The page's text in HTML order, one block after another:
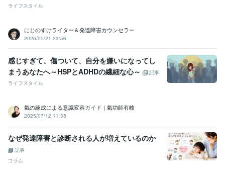
ライフスタイル
にじのすけライター＆発達障害カウンセラー
2026/05/21 23:56
感じすぎて、傷ついて、自分を嫌いになってし
まうあなたへ～HSPとADHDの繊細な心～
記事
ライフスタイル
氣の練成による意識変容ガイド｜氣功師有岐
2025/07/12 11:55
なぜ発達障害と診断される人が増えているのか
記事
コラム